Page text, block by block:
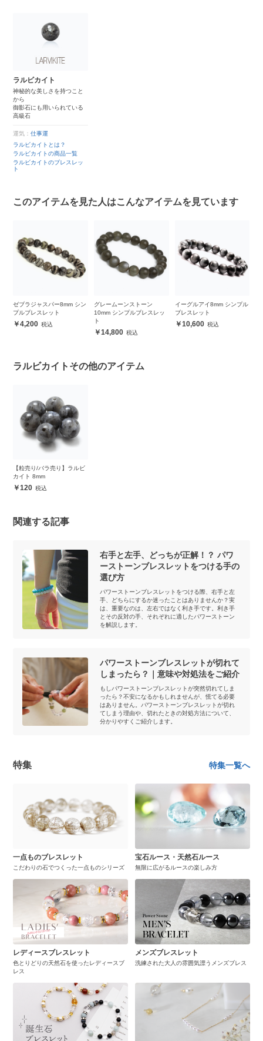
ラルビカイト
神秘的な美しさを持つこと
から
御影石にも用いられている
高級石
運気：仕事運
ラルビカイトとは？
ラルビカイトの商品一覧
ラルビカイトのブレスレッ
ト
このアイテムを見た人はこんなアイテムを見ています
ゼブラジャスパー8mm シン
プルブレスレット
4,200
グレームーンストーン
10mm シンプルブレスレッ
ト
14,800
イーグルアイ8mm シンプル
ブレスレット
10,600
ラルビカイトその他のアイテム
【粒売り/バラ売り】ラルビ
カイト 8mm
120
関連する記事
右手と左手、どっちが正解！？ パワ
ーストーンブレスレットをつける手の
選び方
パワーストーンブレスレットをつける際、右手と左
手、どちらにするか迷ったことはありませんか？実
は、重要なのは、左右ではなく利き手です。利き手
とその反対の手、それぞれに適したパワーストーン
を解説します。
パワーストーンブレスレットが切れて
しまったら？｜意味や対処法をご紹介
もしパワーストーンブレスレットが突然切れてしま
ったら？不安になるかもしれませんが、慌てる必要
はありません。パワーストーンブレスレットが切れ
てしまう理由や、切れたときの対処方法について、
分かりやすくご紹介します。
特集 特集一覧へ
一点ものブレスレット
こだわりの石でつくった一点ものシリーズ
宝石ルース・天然石ルース
無限に広がるルースの楽しみ方
レディースブレスレット
色とりどりの天然石を使ったレディースブ
レス
メンズブレスレット
洗練された大人の雰囲気漂うメンズブレス